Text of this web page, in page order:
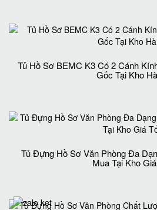
Tủ Hồ Sơ BEMC K3 Có 2 Cánh
Gốc Tại Kho
Tủ Đựng Hồ Sơ Văn Phòng Đa
Mua Tại Kho